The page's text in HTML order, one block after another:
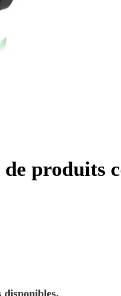
produits
disponibles.